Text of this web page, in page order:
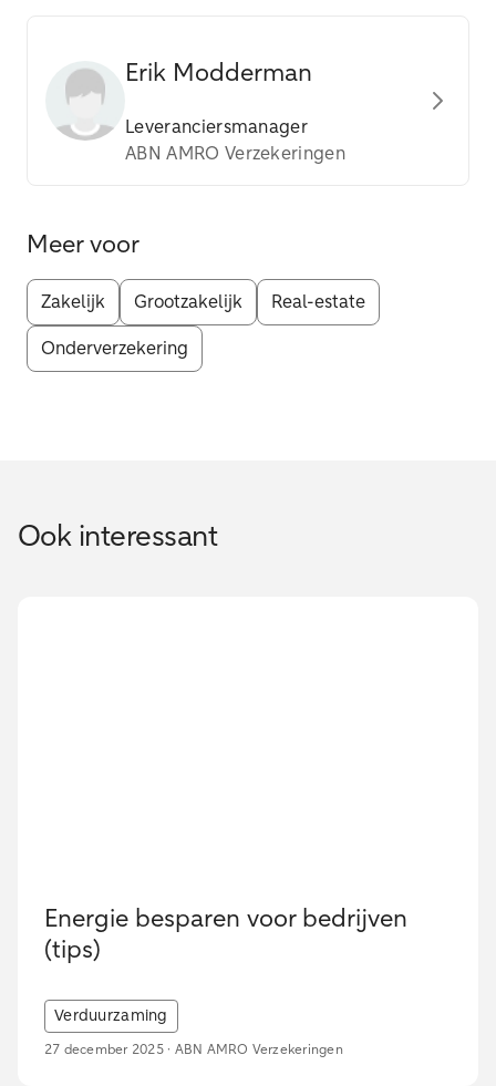
Erik Modderman
Leveranciersmanager
ABN AMRO Verzekeringen
Meer voor
Zakelijk Grootzakelijk Real-estate
Onderverzekering
Ook interessant
Energie besparen voor bedrijven
(tips)
Verduurzaming
27 december 2025 · ABN AMRO Verzekeringen